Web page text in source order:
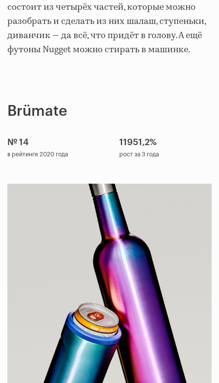
состоит из четырёх частей, которые можно
разобрать и сделать из них шалаш, ступеньки,
диванчик — да всё, что придёт в голову. А ещё
футоны Nugget можно стирать в машинке.
Brümate
№ 14
в рейтинге 2020 года
11951,2%
рост за 3 года